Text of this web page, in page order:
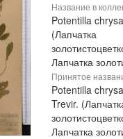
Название в
Potentilla
(Лапчатка
Лапчатка
Принятое
Potentilla
Trevir.
Лапчатка